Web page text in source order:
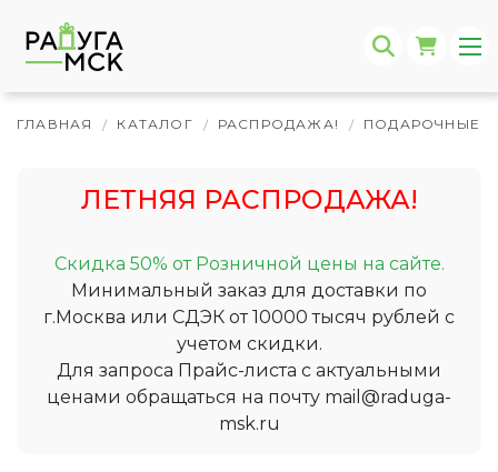
ГЛАВНАЯ / КАТАЛОГ / РАСПРОДАЖА! / ПОДАРОЧНЫЕ
ЛЕТНЯЯ РАСПРОДАЖА!
Скидка 50% от Розничной цены на сайте.
Минимальный заказ для доставки по
г.Москва или СДЭК от 10000 тысяч рублей с
учетом скидки.
Для запроса Прайс-листа с актуальными
ценами обращаться на почту mail@raduga-
msk.ru